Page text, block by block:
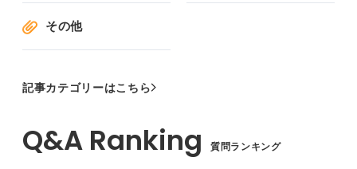
その他
記事カテゴリーはこちら
質問ランキング